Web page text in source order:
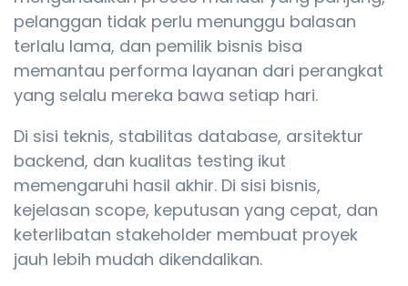
pelanggan tidak perlu menunggu balasan
terlalu lama, dan pemilik bisnis bisa
memantau performa layanan dari perangkat
yang selalu mereka bawa setiap hari.
Di sisi teknis, stabilitas database, arsitektur
backend, dan kualitas testing ikut
memengaruhi hasil akhir. Di sisi bisnis,
kejelasan scope, keputusan yang cepat, dan
keterlibatan stakeholder membuat proyek
jauh lebih mudah dikendalikan.